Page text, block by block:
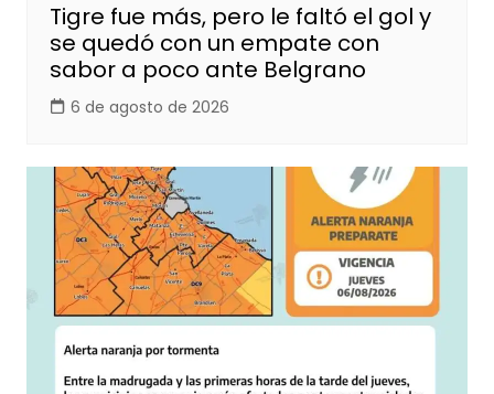
Tigre fue más, pero le faltó el gol y
se quedó con un empate con
sabor a poco ante Belgrano
6 de agosto de 2026